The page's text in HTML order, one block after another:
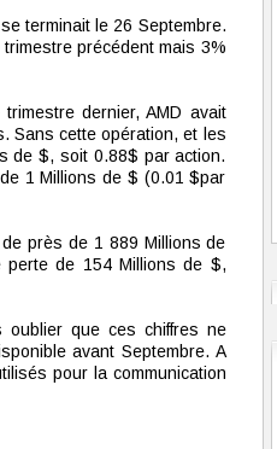
terminait le 26 Septembre.
précédent mais 3%
dernier, AMD avait
Sans cette opération, et les
de $, soit 0.88$ par action.
1 Millions de $ (0.01 $par
près de 1 889 Millions de
de 154 Millions de $,
oublier que ces chiffres ne
avant Septembre. A
pour la communication